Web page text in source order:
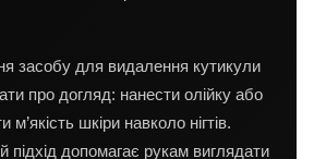
засобу для видалення кутикули
про догляд: нанести олійку або
шкіри навколо нігтів.
підхід допомагає рукам виглядати